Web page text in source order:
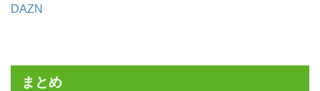
DAZN
まとめ